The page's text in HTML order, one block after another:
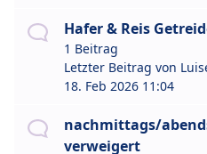
Hafer & Reis
1 Beitrag
Letzter Beitrag von
18. Feb 2026 11:04
nachmittags/
verweigert